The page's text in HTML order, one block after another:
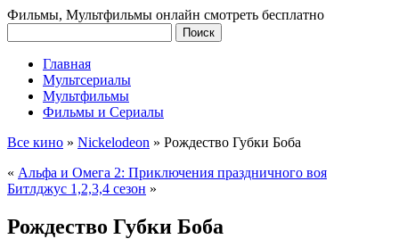
Фильмы, Мультфильмы онлайн смотреть бесплатно
Главная
Мультсериалы
Мультфильмы
Фильмы и Сериалы
Все кино » Nickelodeon » Рождество Губки Боба
« Альфа и Омега 2: Приключения праздничного воя
Битлджус 1,2,3,4 сезон »
Рождество Губки Боба